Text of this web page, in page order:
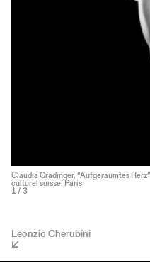
Claudia Gradinger, “Aufgeraumtes
culturel suisse. Paris
1 / 3
Leonzio Cherubini